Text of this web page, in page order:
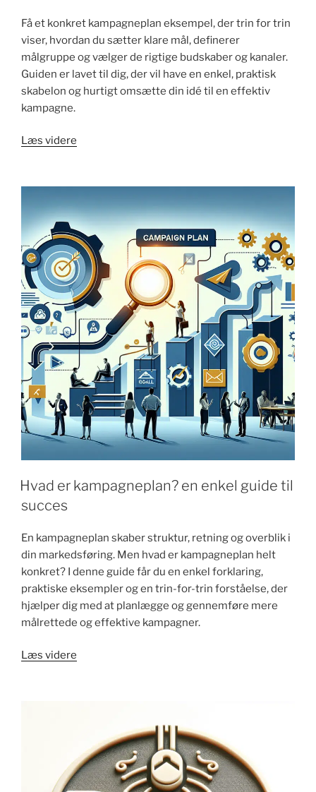
Få et konkret kampagneplan eksempel, der trin for trin
viser, hvordan du sætter klare mål, definerer
målgruppe og vælger de rigtige budskaber og kanaler.
Guiden er lavet til dig, der vil have en enkel, praktisk
skabelon og hurtigt omsætte din idé til en effektiv
kampagne.
Læs videre
laver
du
den
selv"
Hvad er kampagneplan? en enkel guide til
succes
En kampagneplan skaber struktur, retning og overblik i
din markedsføring. Men hvad er kampagneplan helt
konkret? I denne guide får du en enkel forklaring,
praktiske eksempler og en trin-for-trin forståelse, der
hjælper dig med at planlægge og gennemføre mere
målrettede og effektive kampagner.
Læs videre
guide
til
succes"